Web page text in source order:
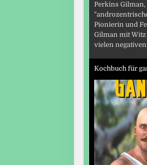
Perkins
Pionierin und
Gilman mit
vielen
Kochbuch für